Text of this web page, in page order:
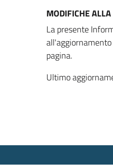
MODIFICHE
La presente
pagina.
Ultimo